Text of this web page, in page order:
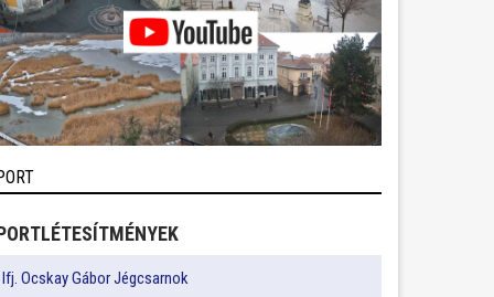
Ifj. Ocskay Gábor Jégcsarnok